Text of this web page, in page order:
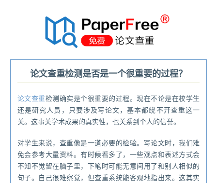
论文查重检测是否是一个很重要的过程？
论文查重检测确实是个很重要的过程。现在不论是在校学生
还是研究人员，只要涉及写论文，基本都绕不开查重这一
关。这事关学术成果的真实性，也关系到个人的信誉。
对学生来说，查重像是一道必要的检验。写论文时，我们难
免会参考大量资料。有时候看多了，一些观点和表述方式会
不知不觉留在脑子里，下笔时可能无意间用了和别人相似的
句子。自己很难察觉，但查重系统能客观地指出来。这其实